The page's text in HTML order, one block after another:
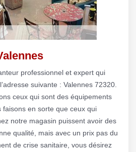
professionnel et expert qui
suivante : Valennes 72320.
ceux qui sont des équipements
faisons en sorte que ceux qui
notre magasin puissent avoir des
qualité, mais avec un prix pas du
de crise sanitaire, vous désirez